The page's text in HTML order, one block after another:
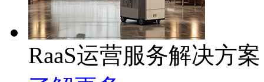
RaaS运营服务解决方案